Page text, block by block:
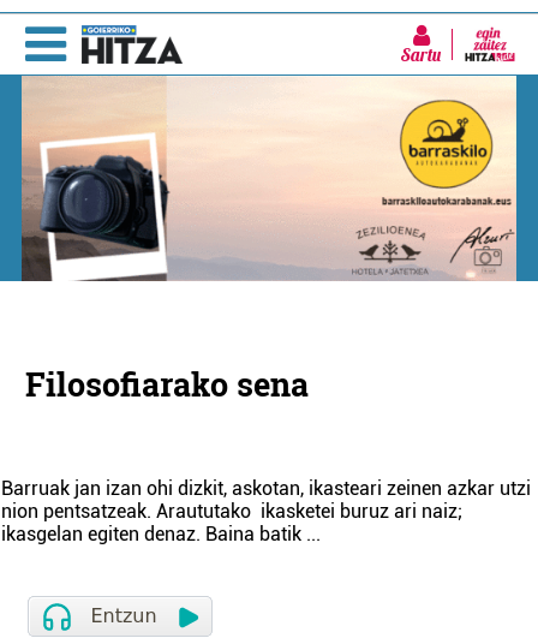
Sartu
Filosofiarako sena
Barruak jan izan ohi dizkit, askotan, ikasteari zeinen azkar utzi
nion pentsatzeak. Araututako ikasketei buruz ari naiz;
ikasgelan egiten denaz. Baina batik ...